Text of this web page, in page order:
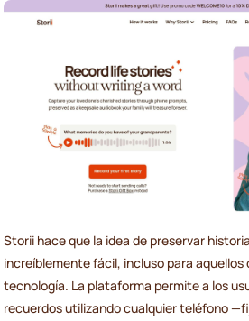
Storii hace que la idea de preservar
increíblemente fácil, incluso para aquellos
tecnología. La plataforma permite a los
recuerdos utilizando cualquier teléfono